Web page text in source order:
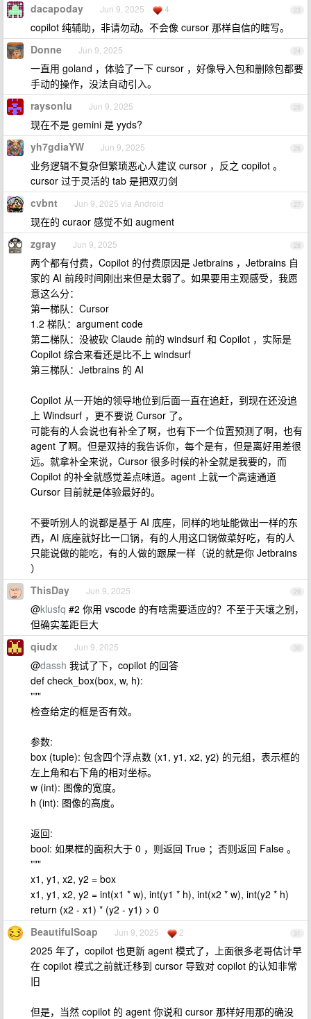
23
dacapoday Jun 9, 2025 4
copilot 纯辅助，非请勿动。不会像 cursor 那样自信的瞎写。
24
Donne Jun 9, 2025
一直用 goland ，体验了一下 cursor ，好像导入包和删除包都要
手动的操作，没法自动引入。
25
raysonlu Jun 9, 2025
现在不是 gemini 是 yyds?
26
yh7gdiaYW Jun 9, 2025
业务逻辑不复杂但繁琐恶心人建议 cursor ，反之 copilot 。
cursor 过于灵活的 tab 是把双刃剑
27
cvbnt Jun 9, 2025 via Android
现在的 curaor 感觉不如 augment
28
zgray Jun 9, 2025
两个都有付费，Copilot 的付费原因是 Jetbrains ，Jetbrains 自
家的 AI 前段时间刚出来但是太弱了。如果要用主观感受，我愿
意这么分：
第一梯队：Cursor
1.2 梯队：argument code
第二梯队：没被砍 Claude 前的 windsurf 和 Copilot ，实际是
Copilot 综合来看还是比不上 windsurf
第三梯队：Jetbrains 的 AI
Copilot 从一开始的领导地位到后面一直在追赶，到现在还没追
上 Windsurf ，更不要说 Cursor 了。
可能有的人会说也有补全了啊，也有下一个位置预测了啊，也有
agent 了啊。但是双持的我告诉你，每个是有，但是离好用差很
远。就拿补全来说，Cursor 很多时候的补全就是我要的，而
Copilot 的补全就感觉差点味道。agent 上就一个高速通道
Cursor 目前就是体验最好的。
不要听别人的说都是基于 AI 底座，同样的地址能做出一样的东
西，AI 底座就好比一口锅，有的人用这口锅做菜好吃，有的人
只能说做的能吃，有的人做的跟屎一样（说的就是你 Jetbrains
）
29
ThisDay Jun 9, 2025
@klusfq #2 你用 vscode 的有啥需要适应的？不至于天壤之别，
但确实差距巨大
30
qiudx Jun 9, 2025
@dassh 我试了下，copilot 的回答
def check_box(box, w, h):
"""
检查给定的框是否有效。
参数:
box (tuple): 包含四个浮点数 (x1, y1, x2, y2) 的元组，表示框的
左上角和右下角的相对坐标。
w (int): 图像的宽度。
h (int): 图像的高度。
返回:
bool: 如果框的面积大于 0 ，则返回 True ；否则返回 False 。
"""
x1, y1, x2, y2 = box
x1, y1, x2, y2 = int(x1 * w), int(y1 * h), int(x2 * w), int(y2 * h)
return (x2 - x1) * (y2 - y1) > 0
31
BeautifulSoap Jun 9, 2025 2
2025 年了，copilot 也更新 agent 模式了，上面很多老哥估计早
在 copilot 模式之前就迁移到 cursor 导致对 copilot 的认知非常
旧
但是，当然 copilot 的 agent 你说和 cursor 那样好用那的确没